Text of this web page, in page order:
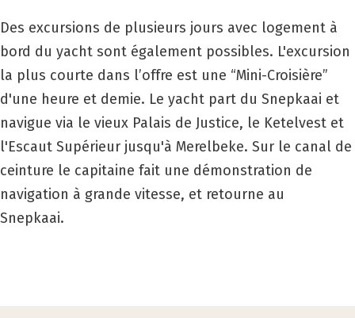
Des excursions de plusieurs jours avec logement à
bord du yacht sont également possibles. L'excursion
la plus courte dans l’offre est une “Mini-Croisière”
d'une heure et demie. Le yacht part du Snepkaai et
navigue via le vieux Palais de Justice, le Ketelvest et
l'Escaut Supérieur jusqu'à Merelbeke. Sur le canal de
ceinture le capitaine fait une démonstration de
navigation à grande vitesse, et retourne au
Snepkaai.